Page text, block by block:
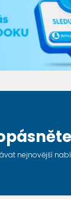
nejnovější